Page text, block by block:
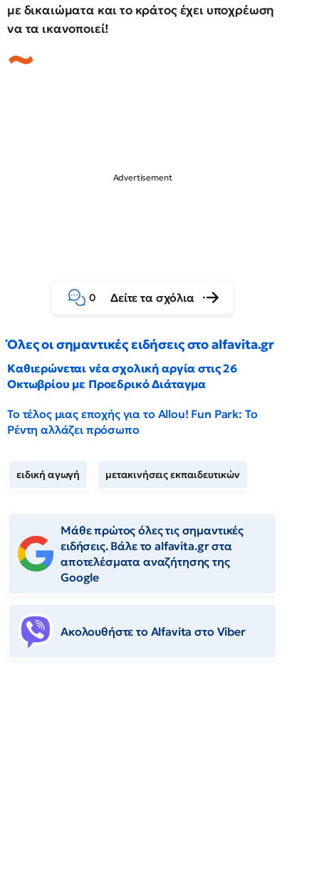
με δικαιώματα και το κράτος έχει υποχρέωση
να τα ικανοποιεί!
0 Δείτε τα σχόλια
Όλες οι σημαντικές ειδήσεις στο alfavita.gr
Καθιερώνεται νέα σχολική αργία στις 26
Οκτωβρίου με Προεδρικό Διάταγμα
Το τέλος μιας εποχής για το Allou! Fun Park: Το
Ρέντη αλλάζει πρόσωπο
ειδική αγωγή μετακινήσεις εκπαιδευτικών
Μάθε πρώτος όλες τις σημαντικές
ειδήσεις. Βάλε το alfavita.gr στα
αποτελέσματα αναζήτησης της
Google
Ακολουθήστε το Αlfavita στο Viber